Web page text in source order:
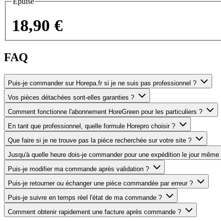
18,90 €
FAQ
Puis-je commander sur Horepa.fr si je ne suis pas professionnel ?
Vos pièces détachées sont-elles garanties ?
Comment fonctionne l'abonnement HoreGreen pour les particuliers ?
En tant que professionnel, quelle formule Horepro choisir ?
Que faire si je ne trouve pas la pièce recherchée sur votre site ?
Jusqu'à quelle heure dois-je commander pour une expédition le jour même
Puis-je modifier ma commande après validation ?
Puis-je retourner ou échanger une pièce commandée par erreur ?
Puis-je suivre en temps réel l'état de ma commande ?
Comment obtenir rapidement une facture après commande ?